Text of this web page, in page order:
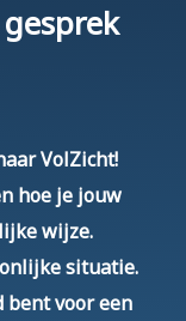
VolZicht!
hoe je jouw
wijze.
situatie.
bent voor een